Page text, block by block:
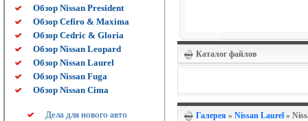
Обзор Nissan President
Обзор Cefiro & Maxima
Обзор Cedric & Gloria
Обзор Nissan Leopard
Обзор Nissan Laurel
Обзор Nissan Fuga
Обзор Nissan Cima
Дела для нового авто
Каталог файлов
Галерея » Nissan Laurel »